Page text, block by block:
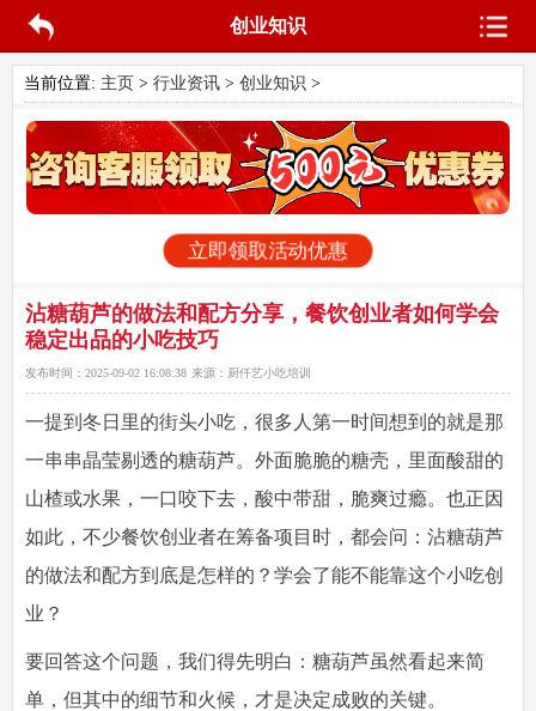
创业知识
当前位置: 主页 > 行业资讯> 创业知识 >
立即领取活动优惠
沾糖葫芦的做法和配方分享，餐饮创业者如何学会
稳定出品的小吃技巧
发布时间： 2025-09-02 16:08:38 来源： 厨仟艺小吃培训
一提到冬日里的街头小吃，很多人第一时间想到的就是那
一串串晶莹剔透的糖葫芦。外面脆脆的糖壳，里面酸甜的
山楂或水果，一口咬下去，酸中带甜，脆爽过瘾。也正因
如此，不少餐饮创业者在筹备项目时，都会问： 沾糖葫芦
的做法和配方到底是怎样的？学会了能不能靠这个小吃创
业？
要回答这个问题，我们得先明白：糖葫芦虽然看起来简
单，但其中的细节和火候，才是决定成败的关键。